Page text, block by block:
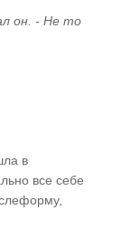
он. - Не то
в
все себе